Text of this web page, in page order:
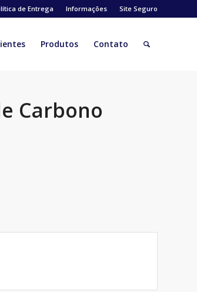
de Entrega Informações Site Seguro
Produtos Contato
Carbono